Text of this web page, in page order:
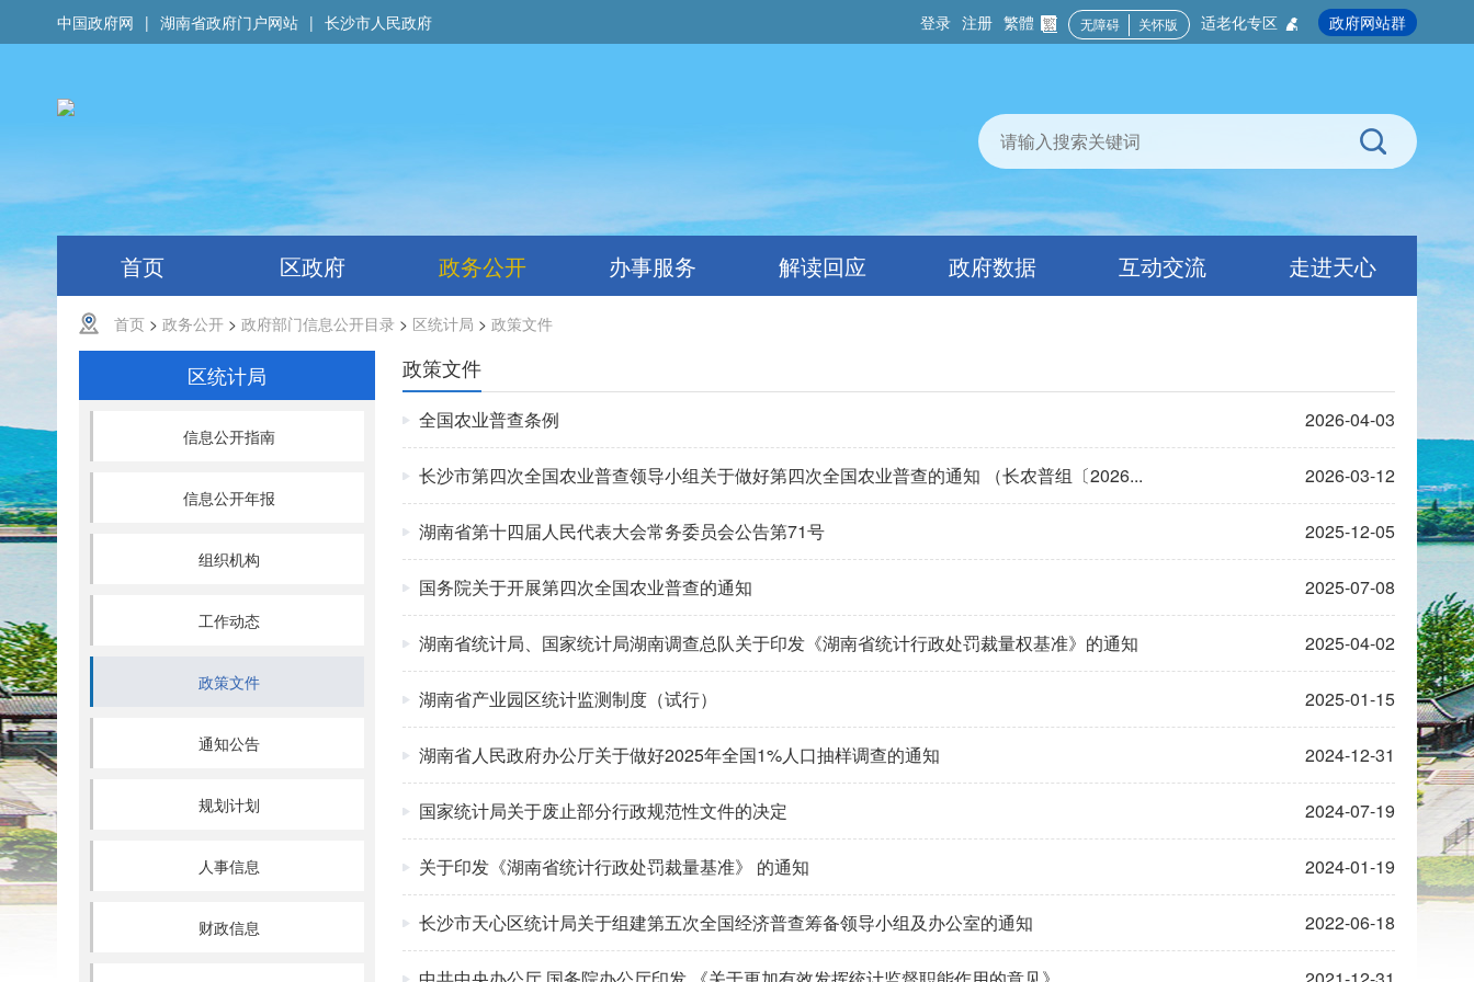
中国政府网 | 湖南省政府门户网站 | 长沙市人民政府 登录 注册 繁體 无障碍 关怀版 适老化专区 政府网站群
首页 区政府 政务公开 办事服务 解读回应 政府数据 互动交流 走进天心
首页 > 政务公开 > 政府部门信息公开目录 > 区统计局 > 政策文件
区统计局
信息公开指南
信息公开年报
组织机构
工作动态
政策文件
通知公告
规划计划
人事信息
财政信息
政策文件
全国农业普查条例 2026-04-03
长沙市第四次全国农业普查领导小组关于做好第四次全国农业普查的通知 （长农普组〔2026... 2026-03-12
湖南省第十四届人民代表大会常务委员会公告第71号 2025-12-05
国务院关于开展第四次全国农业普查的通知 2025-07-08
湖南省统计局、国家统计局湖南调查总队关于印发《湖南省统计行政处罚裁量权基准》的通知 2025-04-02
湖南省产业园区统计监测制度（试行） 2025-01-15
湖南省人民政府办公厅关于做好2025年全国1%人口抽样调查的通知 2024-12-31
国家统计局关于废止部分行政规范性文件的决定 2024-07-19
关于印发《湖南省统计行政处罚裁量基准》 的通知 2024-01-19
长沙市天心区统计局关于组建第五次全国经济普查筹备领导小组及办公室的通知 2022-06-18